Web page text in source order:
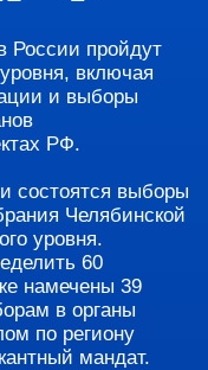
России пройдут
включая
и выборы
РФ.
состоятся выборы
Челябинской
уровня.
60
намечены 39
в органы
по региону
мандат.